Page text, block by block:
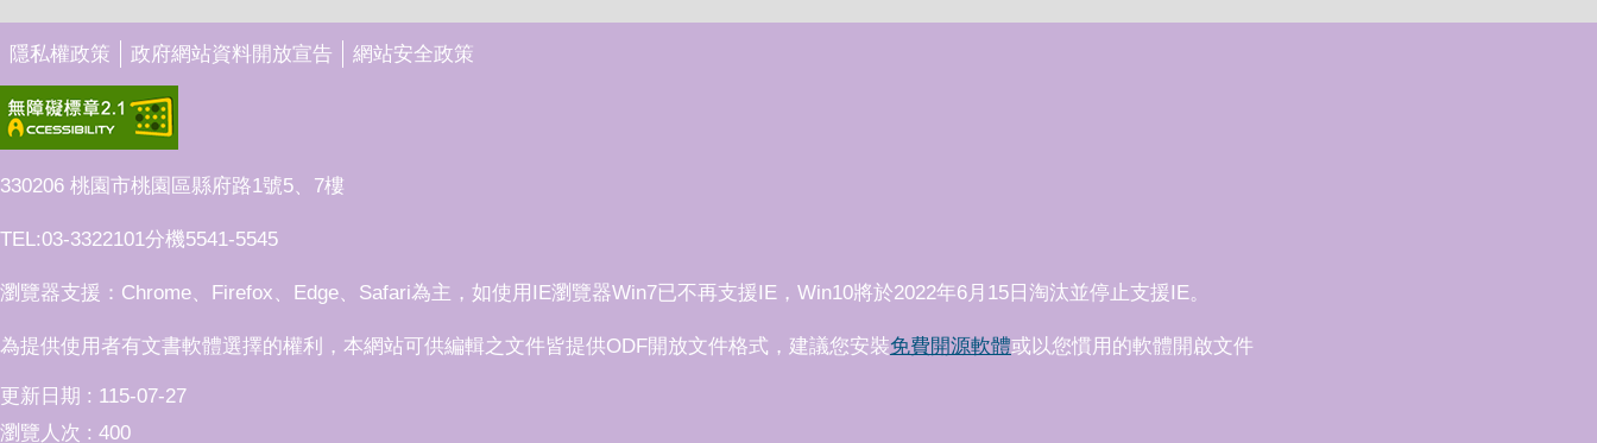
隱私權政策 政府網站資料開放宣告 網站安全政策
330206 桃園市桃園區縣府路1號5、7樓
TEL:03-3322101分機5541-5545
瀏覽器支援：Chrome、Firefox、Edge、Safari為主，如使用IE瀏覽器Win7已不再支援IE，Win10將於2022年6月15日淘汰並停止支援IE。
為提供使用者有文書軟體選擇的權利，本網站可供編輯之文件皆提供ODF開放文件格式，建議您安裝免費開源軟體或以您慣用的軟體開啟文件
更新日期
115-07-27
瀏覽人次
400